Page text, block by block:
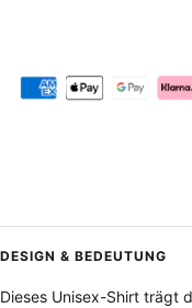
DESIGN & BEDEUTUNG
Dieses Unisex-Shirt trägt